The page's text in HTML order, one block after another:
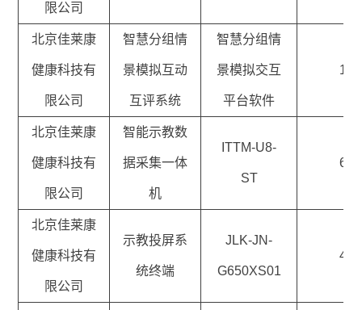
限公司
北京佳莱康
健康科技有
限公司
智慧分组情
景模拟互动
互评系统
智慧分组情
景模拟交互
平台软件
1
北京佳莱康
健康科技有
限公司
智能示教数
据采集一体
机
ITTM-U8-
ST
6
北京佳莱康
健康科技有
限公司
示教投屏系
统终端
JLK-JN-
G650XS01
4